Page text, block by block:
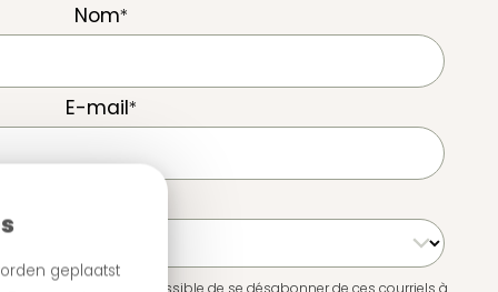
geplaatst
Nom*
E-mail*
Il est possible de se désabonner de ces courriels à